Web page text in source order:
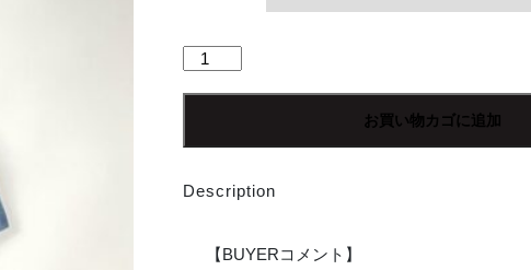
【Unisex】
ー
ル
Narrow
お買い物カゴに追加
Description
【BUYERコメント】